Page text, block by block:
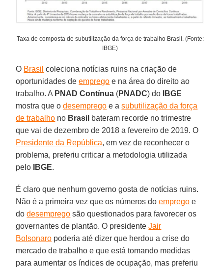
Taxa de composta de subutilização da força de trabalho Brasil. (Fonte:
IBGE)
O Brasil coleciona notícias ruins na criação de
oportunidades deemprego e na área do direito ao
trabalho. A PNAD Contínua (PNADC) do
IBGE
mostra que odesemprego e asubutilização da força
de trabalho no Brasil bateram recorde no trimestre
que vai de dezembro de 2018 a fevereiro de 2019. O
Presidente da República, em vez de reconhecer o
problema, preferiu criticar a metodologia utilizada
pelo
IBGE.
É claro que nenhum governo gosta de notícias ruins.
Não é a primeira vez que os números doemprego e
dodesemprego são questionados para favorecer os
governantes de plantão. O presidente Jair
Bolsonaro poderia até dizer que herdou a crise do
mercado de trabalho e que está tomando medidas
para aumentar os índices de ocupação, mas preferiu